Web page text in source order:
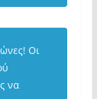
Οι
να